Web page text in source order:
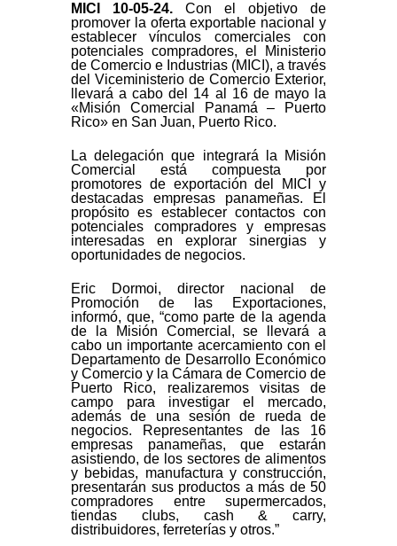
MICI 10-05-24. Con el objetivo de
promover la oferta exportable nacional y
establecer vínculos comerciales con
potenciales compradores, el Ministerio
de Comercio e Industrias (MICI), a través
del Viceministerio de Comercio Exterior,
llevará a cabo del 14 al 16 de mayo la
«Misión Comercial Panamá – Puerto
Rico» en San Juan, Puerto Rico.
La delegación que integrará la Misión
Comercial está compuesta por
promotores de exportación del MICI y
destacadas empresas panameñas. El
propósito es establecer contactos con
potenciales compradores y empresas
interesadas en explorar sinergias y
oportunidades de negocios.
Eric Dormoi, director nacional de
Promoción de las Exportaciones,
informó, que, “como parte de la agenda
de la Misión Comercial, se llevará a
cabo un importante acercamiento con el
Departamento de Desarrollo Económico
y Comercio y la Cámara de Comercio de
Puerto Rico, realizaremos visitas de
campo para investigar el mercado,
además de una sesión de rueda de
negocios. Representantes de las 16
empresas panameñas, que estarán
asistiendo, de los sectores de alimentos
y bebidas, manufactura y construcción,
presentarán sus productos a más de 50
compradores entre supermercados,
tiendas clubs, cash & carry,
distribuidores, ferreterías y otros.”